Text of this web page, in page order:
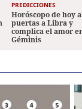
PREDICCIONES
Horóscopo de hoy
puertas a Libra y
complica el amor
Géminis